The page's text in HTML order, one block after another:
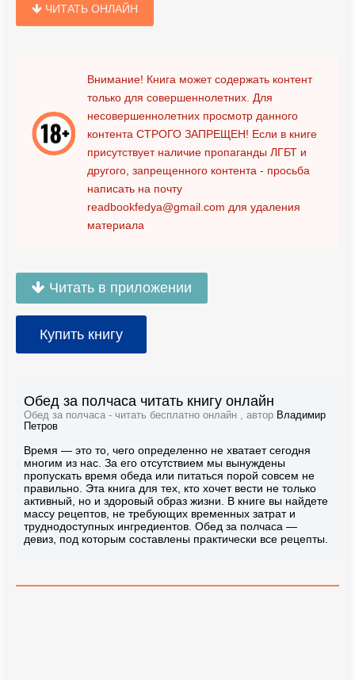
ЧИТАТЬ ОНЛАЙН
Внимание! Книга может содержать контент
только для совершеннолетних. Для
несовершеннолетних просмотр данного
контента СТРОГО ЗАПРЕЩЕН! Если в книге
присутствует наличие пропаганды ЛГБТ и
другого, запрещенного контента - просьба
написать на почту
readbookfedya@gmail.com для удаления
материала
Читать в приложении
Купить книгу
Обед за полчаса читать книгу онлайн
Обед за полчаса - читать бесплатно онлайн , автор Владимир
Петров
Время — это то, чего определенно не хватает сегодня
многим из нас. За его отсутствием мы вынуждены
пропускать время обеда или питаться порой совсем не
правильно. Эта книга для тех, кто хочет вести не только
активный, но и здоровый образ жизни. В книге вы найдете
массу рецептов, не требующих временных затрат и
труднодоступных ингредиентов. Обед за полчаса —
девиз, под которым составлены практически все рецепты.